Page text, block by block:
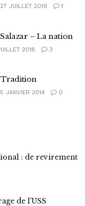
JUILLET 2019 1
– La nation
2018 3
JANVIER 2014 0
: de revirement
de l’USS